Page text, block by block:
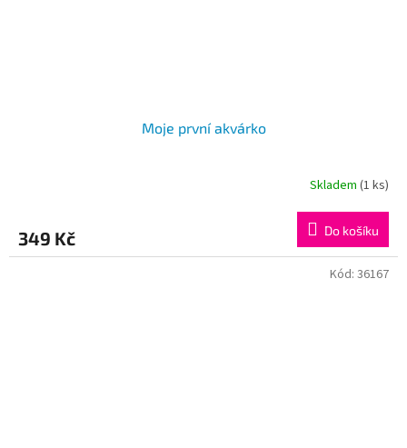
Moje první akvárko
Skladem (1 ks)
349 Kč Do košíku
Kód: 36167